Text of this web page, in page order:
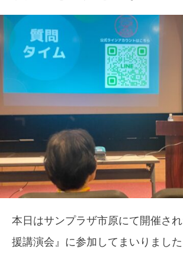
本日はサンプラザ市原にて開催さ
援講演会』に参加してまいりました